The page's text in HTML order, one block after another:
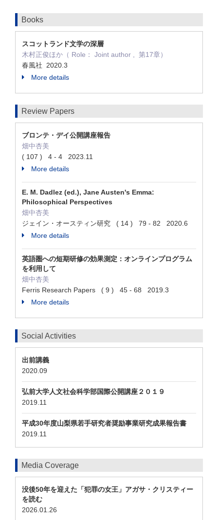
Books
スコットランド文学の深層
木村正俊ほか（ Role： Joint author , 第17章）
春風社 2020.3
More details
Review Papers
ブロンテ・デイ公開講座報告
畑中杏美
( 107 ) 4 - 4 2023.11
More details
E. M. Dadlez (ed.), Jane Austen's Emma:
Philosophical Perspectives
畑中杏美
ジェイン・オースティン研究 ( 14 ) 79 - 82 2020.6
More details
英語圏への短期研修の効果測定：オンラインプログラム
を利用して
畑中杏美
Ferris Research Papers ( 9 ) 45 - 68 2019.3
More details
Social Activities
出前講義
2020.09
弘前大学人文社会科学部国際公開講座２０１９
2019.11
平成30年度山梨県若手研究者奨励事業研究成果報告書
2019.11
Media Coverage
没後50年を迎えた「犯罪の女王」アガサ・クリスティー
を読む
2026.01.26